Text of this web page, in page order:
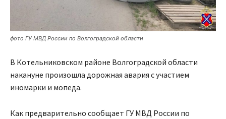
фото ГУ МВД России по Волгоградской области
В Котельниковском районе Волгоградской области
накануне произошла дорожная авария с участием
иномарки и мопеда.
Как предварительно сообщает ГУ МВД России по